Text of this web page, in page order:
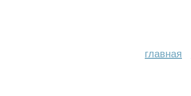
главная